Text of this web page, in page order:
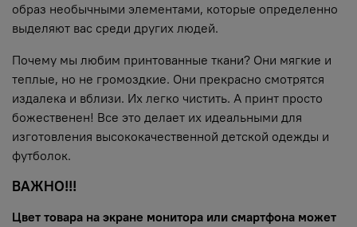
образ необычными элементами, которые определенно
выделяют вас среди других людей.
Почему мы любим принтованные ткани? Они мягкие и
теплые, но не громоздкие. Они прекрасно смотрятся
издалека и вблизи. Их легко чистить. А принт просто
божественен! Все это делает их идеальными для
изготовления высококачественной детской одежды и
футболок.
ВАЖНО!!!
Цвет товара на экране монитора или смартфона может